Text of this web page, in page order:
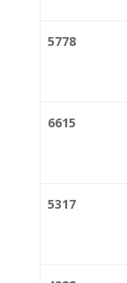
5778
6615
5317